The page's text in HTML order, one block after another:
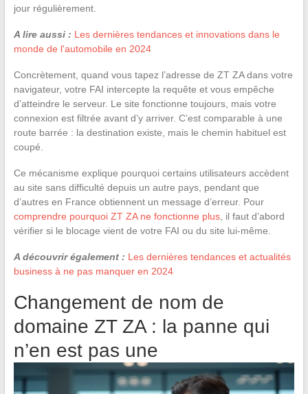
jour régulièrement.
A lire aussi : Les dernières tendances et innovations dans le
monde de l'automobile en 2024
Concrètement, quand vous tapez l’adresse de ZT ZA dans votre
navigateur, votre FAI intercepte la requête et vous empêche
d’atteindre le serveur. Le site fonctionne toujours, mais votre
connexion est filtrée avant d’y arriver. C’est comparable à une
route barrée : la destination existe, mais le chemin habituel est
coupé.
Ce mécanisme explique pourquoi certains utilisateurs accèdent
au site sans difficulté depuis un autre pays, pendant que
d’autres en France obtiennent un message d’erreur. Pour
comprendre pourquoi ZT ZA ne fonctionne plus, il faut d’abord
vérifier si le blocage vient de votre FAI ou du site lui-même.
A découvrir également : Les dernières tendances et actualités
business à ne pas manquer en 2024
Changement de nom de
domaine ZT ZA : la panne qui
n’en est pas une